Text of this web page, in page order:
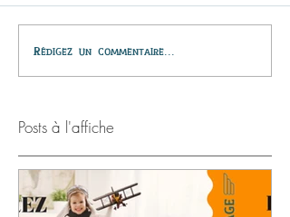
Rédigez un commentaire...
Posts à l'affiche